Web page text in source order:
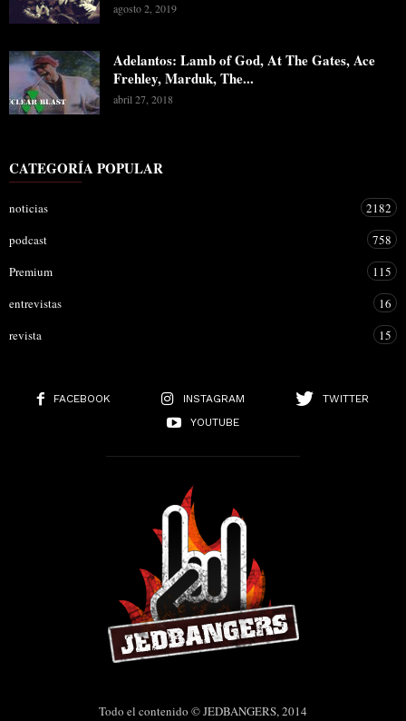
agosto 2, 2019
Adelantos: Lamb of God, At The Gates, Ace
Frehley, Marduk, The...
abril 27, 2018
CATEGORÍA POPULAR
noticias
2182
podcast
758
Premium
115
entrevistas
16
revista
15
FACEBOOK INSTAGRAM
TWITTER
YOUTUBE
Todo el contenido © JEDBANGERS, 2014